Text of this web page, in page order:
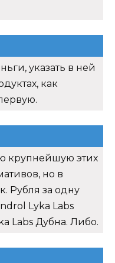
указать в ней
как
крупнейшую этих
но в
Рубля за одну
Lyka Labs
Labs Дубна. Либо.